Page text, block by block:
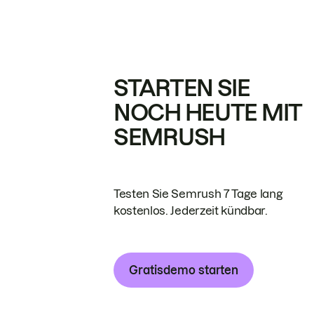
STARTEN SIE
NOCH HEUTE MIT
SEMRUSH
Testen Sie Semrush 7 Tage lang
kostenlos. Jederzeit kündbar.
Gratisdemo starten